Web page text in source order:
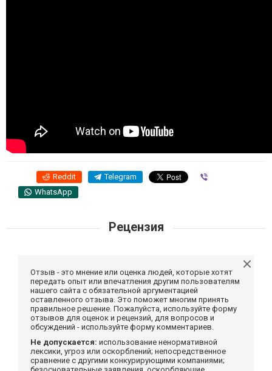
Reddit Telegram
WhatsApp
Рецензия
Отзыв - это мнение или оценка людей, которые хотят
передать опыт или впечатления другим пользователям
нашего сайта с обязательной аргументацией
оставленного отзыва. Это поможет многим принять
правильное решение. Пожалуйста, используйте форму
отзывов для оценок и рецензий, для вопросов и
обсуждений - используйте форму комментариев.
Не допускается: использование ненормативной
лексики, угроз или оскорблений; непосредственное
сравнение с другими конкурирующими компаниями;